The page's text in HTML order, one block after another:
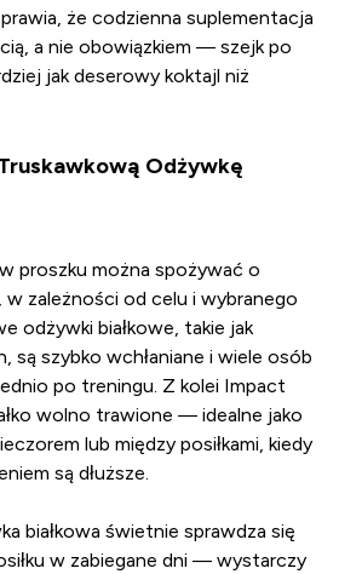
że codzienna suplementacja
a nie obowiązkiem — szejk po
jak deserowy koktajl niż
Odżywkę
proszku można spożywać o
w zależności od celu i wybranego
odżywki białkowe, takie jak
są szybko wchłaniane i wiele osób
po treningu. Z kolei Impact
wolno trawione — idealne jako
lub między posiłkami, kiedy
są dłuższe.
białkowa świetnie sprawdza się
w zabiegane dni — wystarczy